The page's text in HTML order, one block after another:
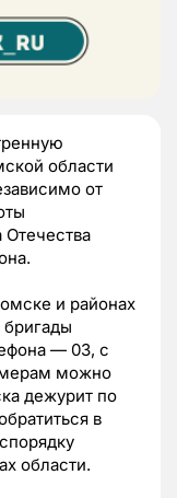
области
от
и районах
— 03, с
можно
дежурит по
в
области.